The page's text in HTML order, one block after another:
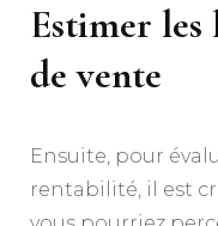
Estimer
de vente
Ensuite, pour
rentabilité, il est